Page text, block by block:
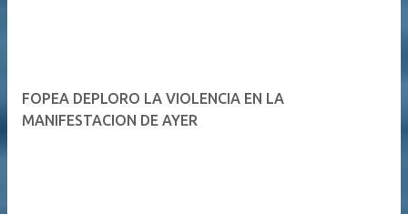
FOPEA DEPLORO LA VIOLENCIA EN LA
MANIFESTACION DE AYER